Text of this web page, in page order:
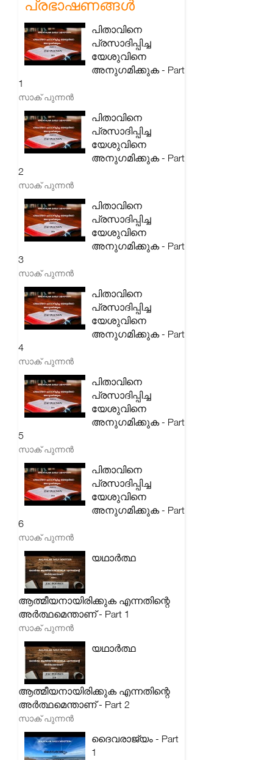
പ്രഭാഷണങ്ങൾ
പിതാവിനെ
പ്രസാദിപ്പിച്ച
യേശുവിനെ
അനുഗമിക്കുക - Part
1
സാക് പുന്നൻ
പിതാവിനെ
പ്രസാദിപ്പിച്ച
യേശുവിനെ
അനുഗമിക്കുക - Part
2
സാക് പുന്നൻ
പിതാവിനെ
പ്രസാദിപ്പിച്ച
യേശുവിനെ
അനുഗമിക്കുക - Part
3
സാക് പുന്നൻ
പിതാവിനെ
പ്രസാദിപ്പിച്ച
യേശുവിനെ
അനുഗമിക്കുക - Part
4
സാക് പുന്നൻ
പിതാവിനെ
പ്രസാദിപ്പിച്ച
യേശുവിനെ
അനുഗമിക്കുക - Part
5
സാക് പുന്നൻ
പിതാവിനെ
പ്രസാദിപ്പിച്ച
യേശുവിനെ
അനുഗമിക്കുക - Part
6
സാക് പുന്നൻ
യഥാർത്ഥ
ആത്മീയനായിരിക്കുക എന്നതിന്റെ
അർത്ഥമെന്താണ് - Part 1
സാക് പുന്നൻ
യഥാർത്ഥ
ആത്മീയനായിരിക്കുക എന്നതിന്റെ
അർത്ഥമെന്താണ് - Part 2
സാക് പുന്നൻ
ദൈവരാജ്യം - Part
1